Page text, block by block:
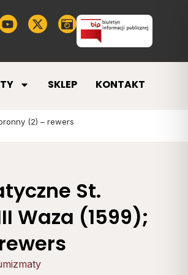
SKLEP KONTAKT
(2) – rewers
St.
Waza (1599);